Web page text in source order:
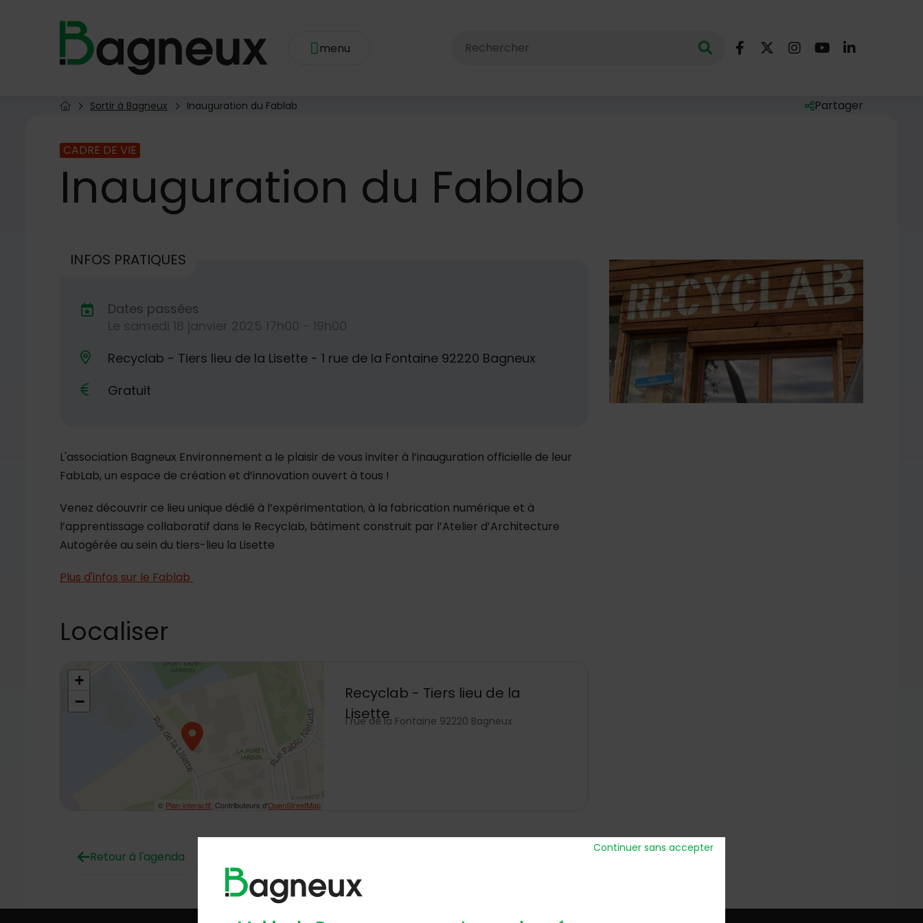
Continuer sans accepter
Retour à l'accueil Rechercher dans le site avec des mots clés au minimum de 3 caractères
Lancer la recherche
Nous suivre
Facebook
X (Twitter)
Instagram
YouTubeLinkedIn
Page d'accueil du site
Sortir à Bagneux Inauguration du Fablab Liste des liens de
Partager
CADRE DE VIE
Inauguration du Fablab
INFOS PRATIQUES
Dates de planification
Dates passées
Le samedi 18 janvier 2025 17h00 - 19h00
Lieu alternatif
Recyclab - Tiers lieu de la Lisette - 1 rue de la Fontaine 92220 Bagneux
Gratuit
L'association Bagneux Environnement a le plaisir de vous inviter à l’inauguration officielle de leur
FabLab, un espace de création et d’innovation ouvert à tous !
Venez découvrir ce lieu unique dédié à l’expérimentation, à la fabrication numérique et à
l’apprentissage collaboratif dans le Recyclab, bâtiment construit par l’Atelier d’Architecture
Autogérée au sein du tiers-lieu la Lisette
Plus d'infos sur le Fablab
Localiser
+
−
© Plan-interactif , Contributeurs d'OpenStreetMap
Recyclab - Tiers lieu de la
Lisette
1 rue de la Fontaine 92220 Bagneux
Retour à l'agenda